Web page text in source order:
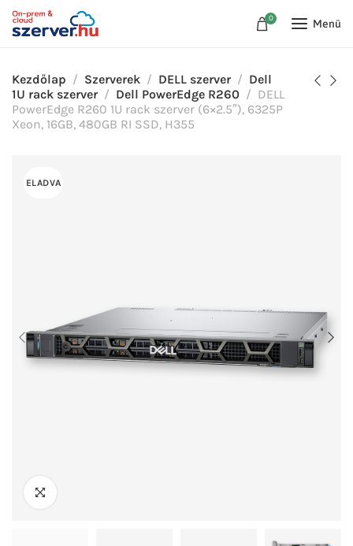
0 Menü
Kezdőlap Szerverek DELL szerver
Dell
1U rack szerver
Dell PowerEdge R260
DELL
PowerEdge R260 1U rack szerver (6×2.5″), 6325P
Xeon, 16GB, 480GB RI SSD, H355
ELADVA